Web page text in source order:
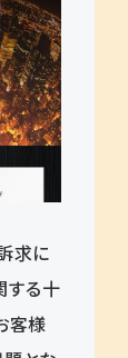
求に
する十
客様